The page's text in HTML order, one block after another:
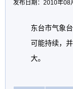
发布日期：2010年08
东台市气象
可能持续，
大。